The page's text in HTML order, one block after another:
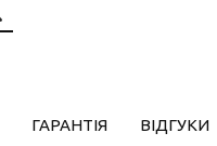
ГАРАНТІЯ ВІДГУКИ